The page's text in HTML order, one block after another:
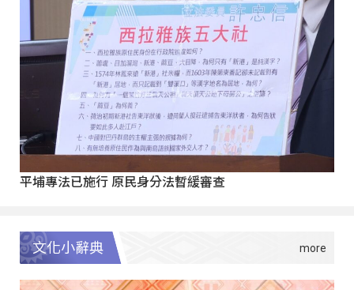
平埔專法已施行 原民身分法暫緩審查
文化小辭典